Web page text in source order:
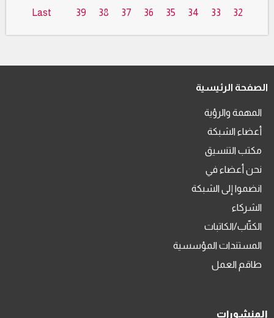
32
33
34
35
36
37
38
39
Last
الصفحة الرئيسية
المهمة والرؤية
أعضاء الشبكة
مكتب التنسيق
نحن أعضاء في
انضموا إلى الشبكة
الشركاء
الكتّاب/الكاتبات
المستندات المؤسسية
طاقم العمل
المنشورات